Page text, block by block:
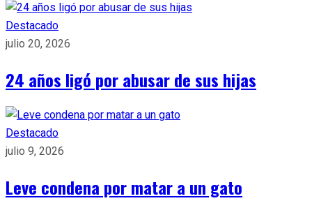
Destacado
julio 20, 2026
24 años ligó por abusar de sus hijas
Destacado
julio 9, 2026
Leve condena por matar a un gato